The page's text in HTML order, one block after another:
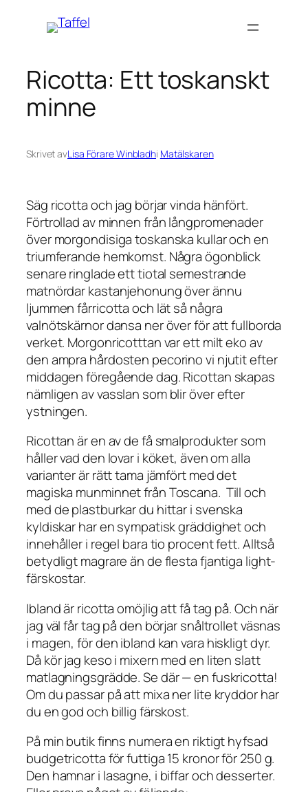
Ricotta: Ett toskanskt
minne
Skrivet avLisa Förare Winbladhi Matälskaren
Säg ricotta och jag börjar vinda hänfört.
Förtrollad av minnen från långpromenader
över morgondisiga toskanska kullar och en
triumferande hemkomst. Några ögonblick
senare ringlade ett tiotal semestrande
matnördar kastanjehonung över ännu
ljummen fårricotta och lät så några
valnötskärnor dansa ner över för att fullborda
verket. Morgonricotttan var ett milt eko av
den ampra hårdosten pecorino vi njutit efter
middagen föregående dag. Ricottan skapas
nämligen av vasslan som blir över efter
ystningen.
Ricottan är en av de få smalprodukter som
håller vad den lovar i köket, även om alla
varianter är rätt tama jämfört med det
magiska munminnet från Toscana. Till och
med de plastburkar du hittar i svenska
kyldiskar har en sympatisk gräddighet och
innehåller i regel bara tio procent fett. Alltså
betydligt magrare än de flesta fjantiga light-
färskostar.
Ibland är ricotta omöjlig att få tag på. Och när
jag väl får tag på den börjar snåltrollet väsnas
i magen, för den ibland kan vara hiskligt dyr.
Då kör jag keso i mixern med en liten slatt
matlagningsgrädde. Se där — en fuskricotta!
Om du passar på att mixa ner lite kryddor har
du en god och billig färskost.
På min butik finns numera en riktigt hyfsad
budgetricotta för futtiga 15 kronor för 250 g.
Den hamnar i lasagne, i biffar och desserter.